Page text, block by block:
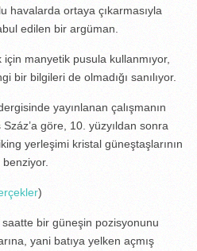
havalarda ortaya çıkarmasıyla
edilen bir argüman.
manyetik pusula kullanmıyor,
bir bilgileri de olmadığı sanılıyor.
yayınlanan çalışmanın
göre, 10. yüzyıldan sonra
yerleşimi kristal güneştaşlarının
)
bir güneşin pozisyonunu
yani batıya yelken açmış